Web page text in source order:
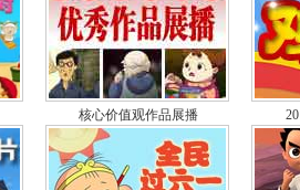
核心价值观作品展播